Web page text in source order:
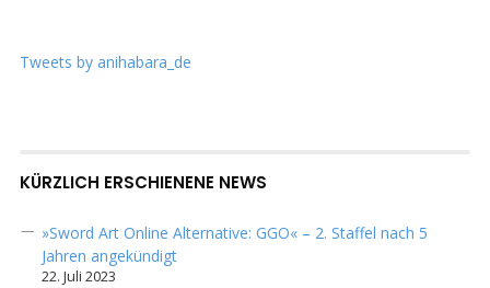
Tweets by anihabara_de
KÜRZLICH ERSCHIENENE NEWS
»Sword Art Online Alternative: GGO« – 2. Staffel nach 5
Jahren angekündigt
22. Juli 2023